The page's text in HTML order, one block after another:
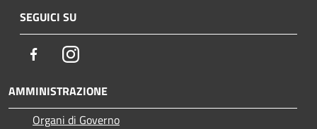
SEGUICI SU
FacebookInstagram
AMMINISTRAZIONE
Organi di Governo